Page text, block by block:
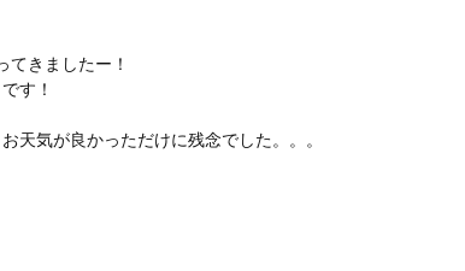
きましたー！
す！
天気が良かっただけに残念でした。。。